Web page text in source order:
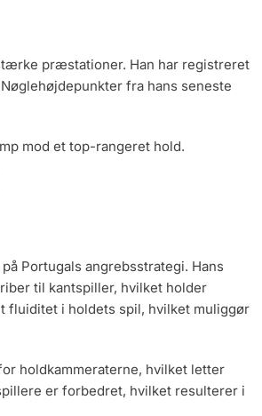
præstationer. Han har registreret
fra hans seneste
mod et top-rangeret hold.
Portugals angrebsstrategi. Hans
til kantspiller, hvilket holder
fluiditet i holdets spil, hvilket muliggør
holdkammeraterne, hvilket letter
er forbedret, hvilket resulterer i